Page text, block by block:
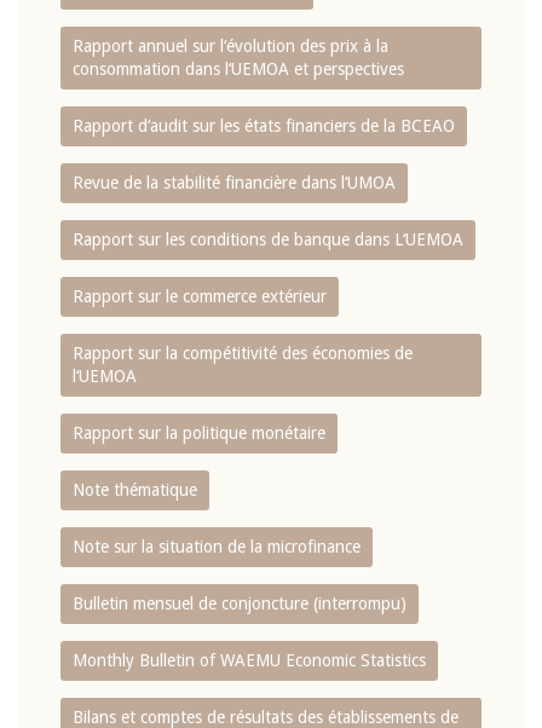
Rapport annuel sur l‘évolution des prix à la
consommation dans l‘UEMOA et perspectives
Rapport d‘audit sur les états financiers de la BCEAO
Revue de la stabilité financière dans l‘UMOA
Rapport sur les conditions de banque dans L‘UEMOA
Rapport sur le commerce extérieur
Rapport sur la compétitivité des économies de
l‘UEMOA
Rapport sur la politique monétaire
Note thématique
Note sur la situation de la microfinance
Bulletin mensuel de conjoncture (interrompu)
Monthly Bulletin of WAEMU Economic Statistics
Bilans et comptes de résultats des établissements de